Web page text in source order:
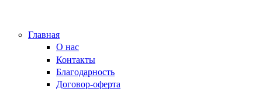
Главная
О нас
Контакты
Благодарность
Договор-оферта